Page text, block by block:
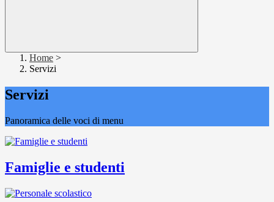
Home >
Servizi
Servizi
Panoramica delle voci di menu
Famiglie e studenti